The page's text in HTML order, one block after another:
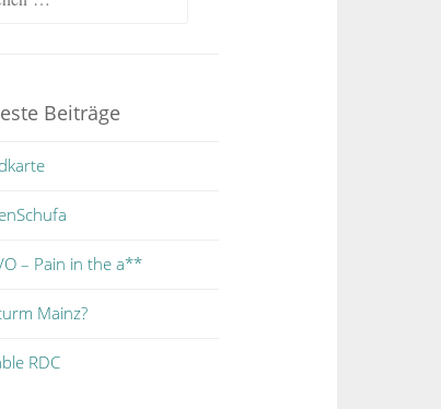
Beiträge
– Pain in the a**
Mainz?
RDC